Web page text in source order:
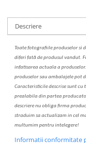
Descriere
Toate fotografiile produselorsi
diferi fată de produsul vandut.
infatisarea actuala a
produselor sau ambalajele pot
Caracteristicile descrise sunt
prealabila din partea produca
descriere nu obliga firma
straduim sa actualizam in cel
multumim pentru intelegere!
Informatii conformitate